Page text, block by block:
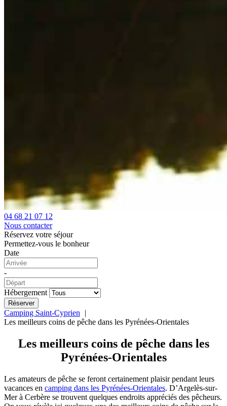
04 68 21 07 12
Nous contacter
Réservez votre séjour
Permettez-vous le bonheur
Date
-
Hébergement
Camping Saint-Cyprien
Les meilleurs coins de pêche dans les Pyrénées-Orientales
Les meilleurs coins de pêche dans les
Pyrénées-Orientales
Les amateurs de pêche se feront certainement plaisir pendant leurs
vacances en camping dans les Pyrénées-Orientales. D’Argelès-sur-
Mer à Cerbère se trouvent quelques endroits appréciés des pêcheurs.